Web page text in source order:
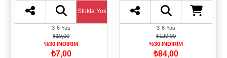
Stokta Yok
3-6 Yaş
₺10,00
%30 İNDİRİM
₺7,00
3-6 Yaş
₺120,00
%30 İNDİRİM
₺84,00